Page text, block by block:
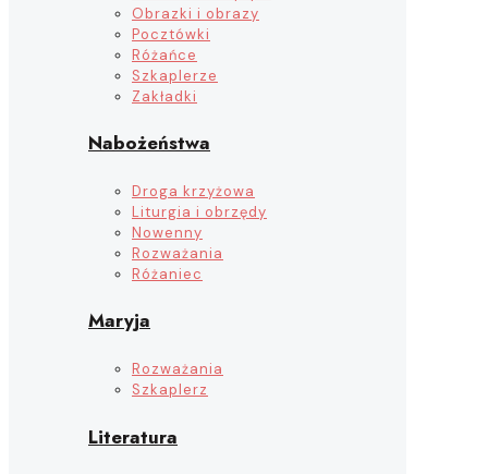
Obrazki i obrazy
Pocztówki
Różańce
Szkaplerze
Zakładki
Nabożeństwa
Droga krzyżowa
Liturgia i obrzędy
Nowenny
Rozważania
Różaniec
Maryja
Rozważania
Szkaplerz
Literatura